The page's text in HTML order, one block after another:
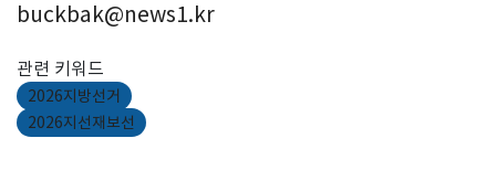
buckbak@news1.kr
관련 키워드
2026지방선거
2026지선재보선